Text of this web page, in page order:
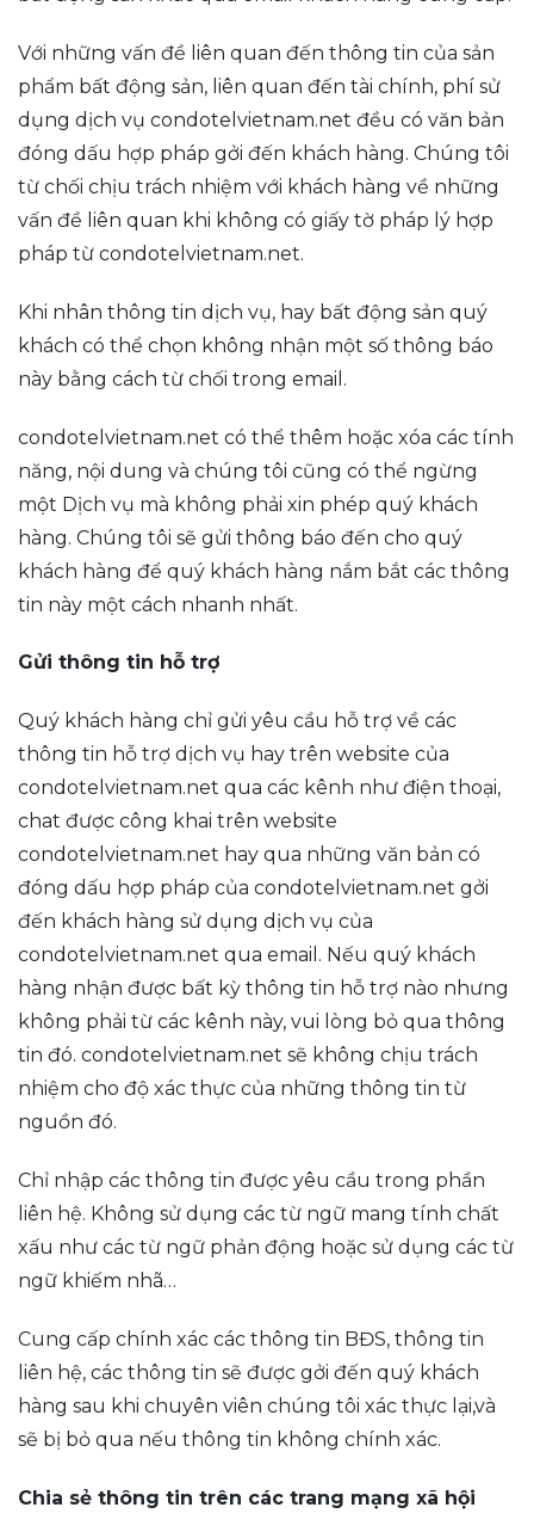
Với những vấn đề liên quan đến thông tin của sản
phẩm bất động sản, liên quan đến tài chính, phí sử
dụng dịch vụ condotelvietnam.net đều có văn bản
đóng dấu hợp pháp gởi đến khách hàng. Chúng tôi
từ chối chịu trách nhiệm với khách hàng về những
vấn đề liên quan khi không có giấy tờ pháp lý hợp
pháp từ condotelvietnam.net.
Khi nhân thông tin dịch vụ, hay bất động sản quý
khách có thể chọn không nhận một số thông báo
này bằng cách từ chối trong email.
condotelvietnam.net có thể thêm hoặc xóa các tính
năng, nội dung và chúng tôi cũng có thể ngừng
một Dịch vụ mà không phải xin phép quý khách
hàng. Chúng tôi sẽ gửi thông báo đến cho quý
khách hàng để quý khách hàng nắm bắt các thông
tin này một cách nhanh nhất.
Gửi thông tin hỗ trợ
Quý khách hàng chỉ gửi yêu cầu hỗ trợ về các
thông tin hỗ trợ dịch vụ hay trên website của
condotelvietnam.net qua các kênh như điện thoại,
chat được công khai trên website
condotelvietnam.net hay qua những văn bản có
đóng dấu hợp pháp của condotelvietnam.net gởi
đến khách hàng sử dụng dịch vụ của
condotelvietnam.net qua email. Nếu quý khách
hàng nhận được bất kỳ thông tin hỗ trợ nào nhưng
không phải từ các kênh này, vui lòng bỏ qua thông
tin đó. condotelvietnam.net sẽ không chịu trách
nhiệm cho độ xác thực của những thông tin từ
nguồn đó.
Chỉ nhập các thông tin được yêu cầu trong phần
liên hệ. Không sử dụng các từ ngữ mang tính chất
xấu như các từ ngữ phản động hoặc sử dụng các từ
ngữ khiếm nhã…
Cung cấp chính xác các thông tin BĐS, thông tin
liên hệ, các thông tin sẽ được gởi đến quý khách
hàng sau khi chuyên viên chúng tôi xác thực lại,và
sẽ bị bỏ qua nếu thông tin không chính xác.
Chia sẻ thông tin trên các trang mạng xã hội